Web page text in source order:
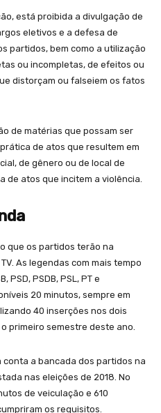
está proibida a divulgação de
eletivos e a defesa de
partidos, bem como a utilização
ou incompletas, de efeitos ou
distorçam ou falseiem os fatos
de matérias que possam ser
de atos que resultem em
de gênero ou de local de
de atos que incitem a violência.
que os partidos terão na
As legendas com mais tempo
PSD, PSDB, PSL, PT e
20 minutos, sempre em
40 inserções nos dois
primeiro semestre deste ano.
a bancada dos partidos na
nas eleições de 2018. No
de veiculação e 610
os requisitos.